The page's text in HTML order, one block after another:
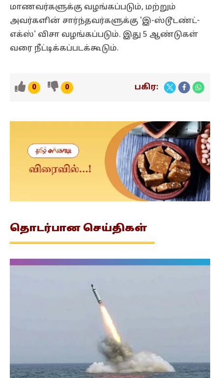
மாணவர்களுக்கு வழங்கப்படும், மற்றும்
அவர்களின் சார்ந்தவர்களுக்கு 'இ-ஸ்டூடண்ட்-
எக்ஸ்' விசா வழங்கப்படும். இது 5 ஆண்டுகள்
வரை நீட்டிக்கப்படக்கூடும்.
0 0 பகிர:
தொடர்பான செய்திகள்